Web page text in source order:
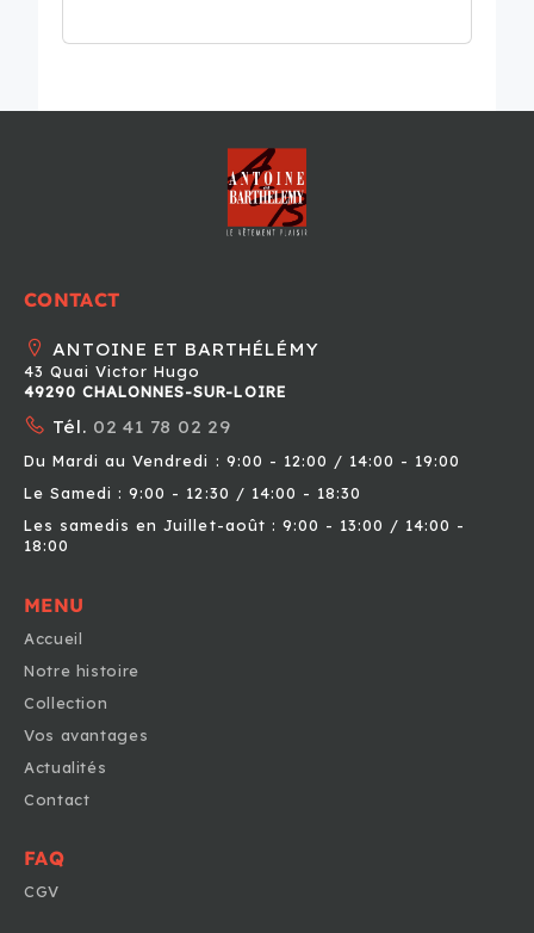
CONTACT
ANTOINE ET BARTHÉLÉMY
43 Quai Victor Hugo
49290 CHALONNES-SUR-LOIRE
Tél. 02 41 78 02 29
Du Mardi au Vendredi : 9:00 - 12:00 / 14:00 - 19:00
Le Samedi : 9:00 - 12:30 / 14:00 - 18:30
Les samedis en Juillet-août : 9:00 - 13:00 / 14:00 -
18:00
MENU
Accueil
Notre histoire
Collection
Vos avantages
Actualités
Contact
FAQ
CGV